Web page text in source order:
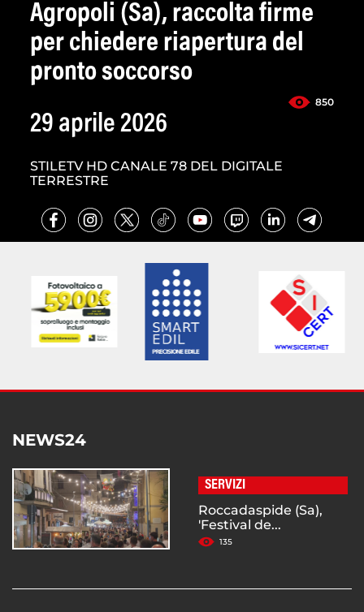
Agropoli (Sa), raccolta firme
per chiedere riapertura del
pronto soccorso
850
29 aprile 2026
STILETV HD CANALE 78 DEL DIGITALE
TERRESTRE
NEWS24
SERVIZI
Roccadaspide (Sa),
'Festival de...
135